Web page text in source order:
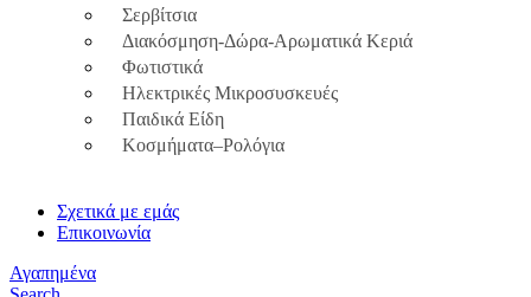
Σερβίτσια
Διακόσμηση-Δώρα-Αρωματικά Κεριά
Φωτιστικά
Ηλεκτρικές Μικροσυσκευές
Παιδικά Είδη
Κοσμήματα–Ρολόγια
Σχετικά με εμάς
Επικοινωνία
Αγαπημένα